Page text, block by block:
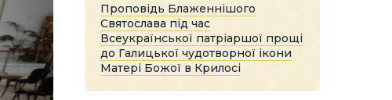
Проповідь Блаженнішого
Святослава під час
Всеукраїнської патріаршої прощі
до Галицької чудотворної ікони
Матері Божої в Крилосі